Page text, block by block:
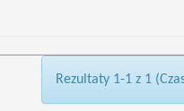
Rezultaty 1-1 z 1